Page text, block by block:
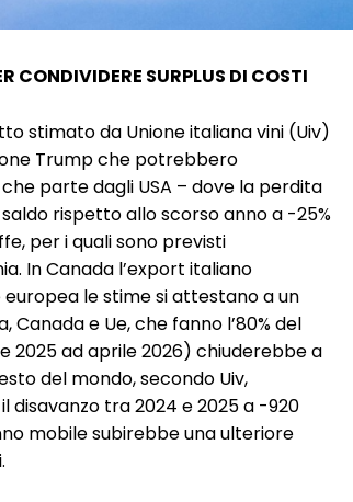
CONDIVIDERE SURPLUS DI COSTI
stimato da Unione italiana vini (Uiv)
Trump che potrebbero
parte dagli USA – dove la perdita
rispetto allo scorso anno a -25%
per i quali sono previsti
In Canada l’export italiano
le stime si attestano a un
Canada e Ue, che fanno l’80% del
2025 ad aprile 2026) chiuderebbe a
del mondo, secondo Uiv,
tra 2024 e 2025 a -920
mobile subirebbe una ulteriore